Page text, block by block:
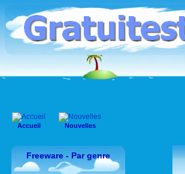
Accueil Nouvelles
Freeware - Par genre